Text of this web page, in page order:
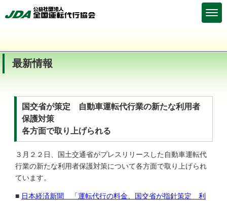
最新情報
国交省が策定 自動車運転代行業の新たな利用者
保護対策
各方面で取り上げられる
３月２２日、国土交通省がプレスリリースした自動車運転代
行業の新たな利用者保護対策について各方面で取り上げられ
ています。
■ 日本経済新聞 「運転代行の料金、国交省が指針策定 利